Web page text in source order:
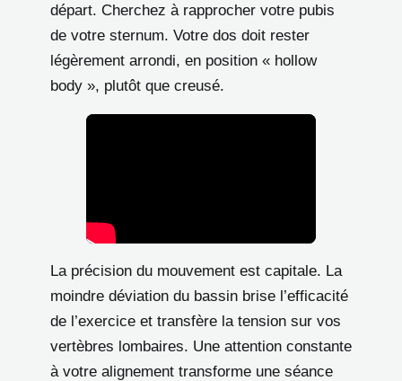
départ. Cherchez à rapprocher votre pubis
de votre sternum. Votre dos doit rester
légèrement arrondi, en position « hollow
body », plutôt que creusé.
La précision du mouvement est capitale. La
moindre déviation du bassin brise l’efficacité
de l’exercice et transfère la tension sur vos
vertèbres lombaires. Une attention constante
à votre alignement transforme une séance